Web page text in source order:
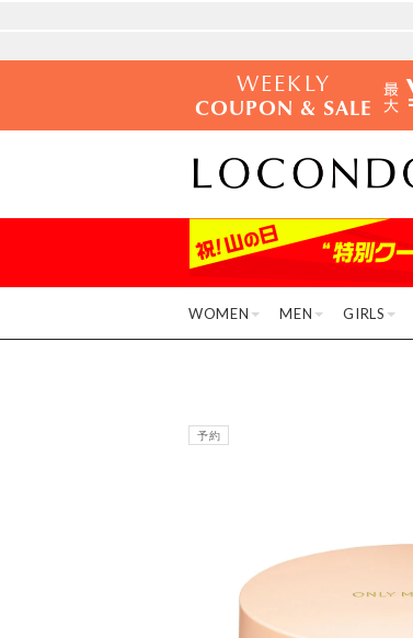
WEEKLY
COUPON & SALE
WOMEN MEN GIRLS